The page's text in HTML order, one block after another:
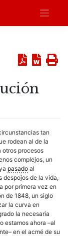
tan
rodean al de la
otros procesos
complejos, un
pasado al
despojos de la vida,
por primera vez en
de 1848, un siglo
la curva en
la necesaria
estamos ahora –al
en el acmé de su